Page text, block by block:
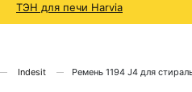
ТЭН для печи Harvia
Indesit Ремень 1194 J4 для